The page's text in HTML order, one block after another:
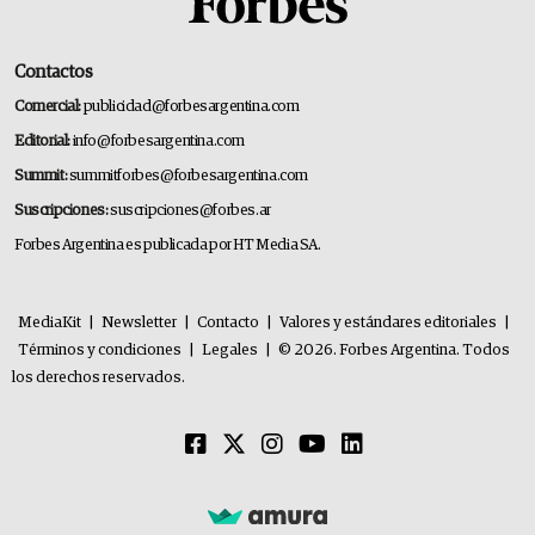
Contactos
Comercial:publicidad@forbesargentina.com
Editorial:info@forbesargentina.com
Summit:summitforbes@forbesargentina.com
Suscripciones:suscripciones@forbes.ar
Forbes Argentina es publicada por HT Media SA.
MediaKit Newsletter Contacto Valores y estándares editoriales
Términos y condiciones
Legales
© 2026. Forbes Argentina. Todos
los derechos reservados.